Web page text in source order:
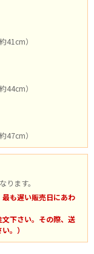
41cm）
44cm）
47cm）
ます。
も遅い販売日にあわ
文下さい。その際、送
。）